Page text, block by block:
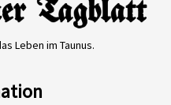
Leben im Taunus.